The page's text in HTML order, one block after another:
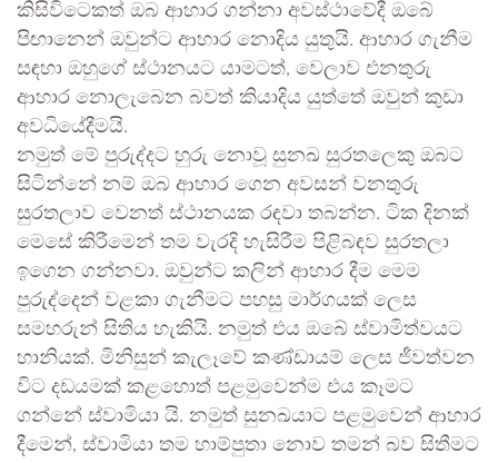
කිසිවිටෙකත් ඔබ ආහාර ගන්නා අවස්ථාවේදී ඔබේ
පිඟානෙන් ඔවුන්ට ආහාර නොදිය යුතුයි. ආහාර ගැනීම
සඳහා ඔහුගේ ස්ථානයට යාමටත්, වෙලාව එනතුරු
ආහාර නොලැබෙන බවත් කියාදිය යුත්තේ ඔවුන් කුඩා
අවධියේදීමයි.
නමුත් මේ පුරුද්දට හුරු නොවූ සුනඛ සුරතලෙකු ඔබට
සිටින්නේ නම් ඔබ ආහාර ගෙන අවසන් වනතුරු
සුරතලාව වෙනත් ස්ථානයක රඳවා තබන්න. ටික දිනක්
මෙසේ කිරීමෙන් තම වැරදි හැසිරීම පිළිබඳව සුරතලා
ඉගෙන ගන්නවා. ඔවුන්ට කලින් ආහාර දීම මෙම
පුරුද්දෙන් වළකා ගැනීමට පහසු මාර්ගයක් ලෙස
සමහරුන් සිතිය හැකියි. නමුත් එය ඔබේ ස්වාමිත්වයට
හානියක්. මිනිසුන් කැලෑවේ කණ්ඩායම් ලෙස ජීවත්වන
විට දඩයමක් කළහොත් පළමුවෙන්ම එය කෑමට
ගන්නේ ස්වාමියා යි. නමුත් සුනඛයාට පළමුවෙන් ආහාර
දීමෙන්, ස්වාමියා තම හාම්පුතා නොව තමන් බව සිතීමට